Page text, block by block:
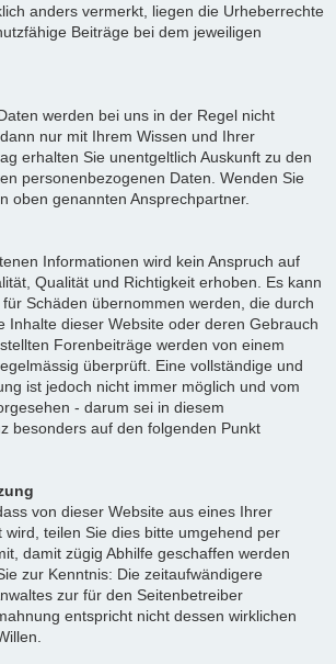
anders vermerkt, liegen die Urheberrechte
Beiträge bei dem jeweiligen
werden bei uns in der Regel nicht
nur mit Ihrem Wissen und Ihrer
erhalten Sie unentgeltlich Auskunft zu den
personenbezogenen Daten. Wenden Sie
oben genannten Ansprechpartner.
Informationen wird kein Anspruch auf
Qualität und Richtigkeit erhoben. Es kann
Schäden übernommen werden, die durch
Inhalte dieser Website oder deren Gebrauch
Forenbeiträge werden von einem
überprüft. Eine vollständige und
ist jedoch nicht immer möglich und vom
- darum sei in diesem
besonders auf den folgenden Punkt
von dieser Website aus eines Ihrer
wird, teilen Sie dies bitte umgehend per
damit zügig Abhilfe geschaffen werden
zur Kenntnis: Die zeitaufwändigere
zur für den Seitenbetreiber
entspricht nicht dessen wirklichen